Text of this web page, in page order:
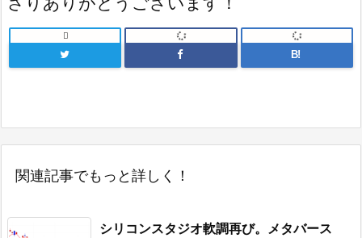

B!
関連記事でもっと詳しく！
シリコンスタジオ軟調再び。メタバース